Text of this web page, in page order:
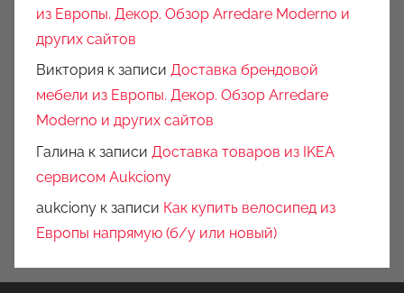
из Европы. Декор. Обзор Arredare Moderno и
других сайтов
Виктория к записи Доставка брендовой
мебели из Европы. Декор. Обзор Arredare
Moderno и других сайтов
Галина к записи Доставка товаров из IKEA
сервисом Aukciony
aukciony к записи Как купить велосипед из
Европы напрямую (б/у или новый)